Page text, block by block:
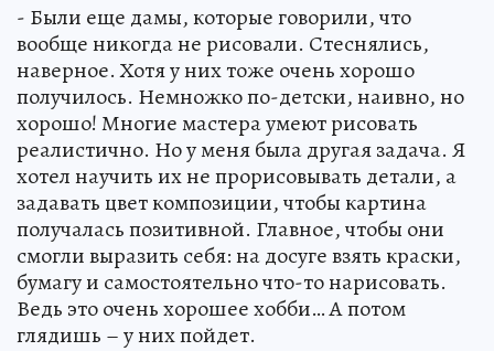
- Были еще дамы, которые говорили, что
вообще никогда не рисовали. Стеснялись,
наверное. Хотя у них тоже очень хорошо
получилось. Немножко по-детски, наивно, но
хорошо! Многие мастера умеют рисовать
реалистично. Но у меня была другая задача. Я
хотел научить их не прорисовывать детали, а
задавать цвет композиции, чтобы картина
получалась позитивной. Главное, чтобы они
смогли выразить себя: на досуге взять краски,
бумагу и самостоятельно что-то нарисовать.
Ведь это очень хорошее хобби… А потом
глядишь – у них пойдет.